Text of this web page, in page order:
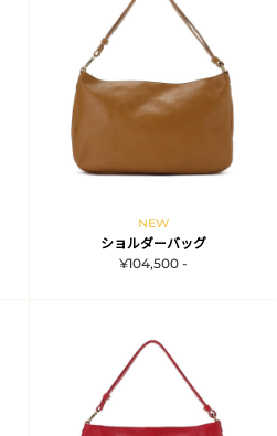
NEW
ショルダーバッグ
¥104,500 -